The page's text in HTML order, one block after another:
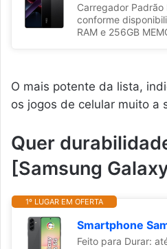
Carregador Padrão
conforme
RAM e 256GB
O mais potente da lista,
os jogos de celular muito a
Quer
[Samsung
1º LUGAR EM OFERTA
Feito para Durar: